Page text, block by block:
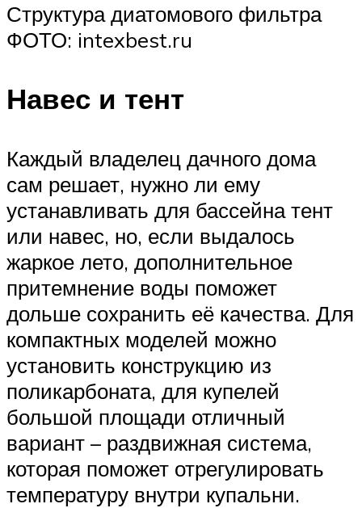
Структура диатомового фильтра
ФОТО: intexbest.ru
Навес и тент
Каждый владелец дачного дома
сам решает, нужно ли ему
устанавливать для бассейна тент
или навес, но, если выдалось
жаркое лето, дополнительное
притемнение воды поможет
дольше сохранить её качества. Для
компактных моделей можно
установить конструкцию из
поликарбоната, для купелей
большой площади отличный
вариант – раздвижная система,
которая поможет отрегулировать
температуру внутри купальни.